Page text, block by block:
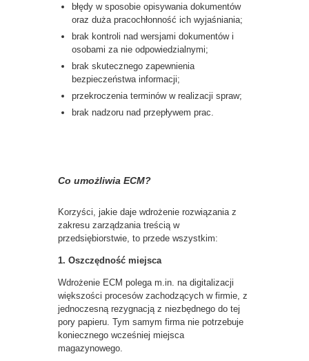
błędy w sposobie opisywania dokumentów
oraz duża pracochłonność ich wyjaśniania;
brak kontroli nad wersjami dokumentów i
osobami za nie odpowiedzialnymi;
brak skutecznego zapewnienia
bezpieczeństwa informacji;
przekroczenia terminów w realizacji spraw;
brak nadzoru nad przepływem prac.
Co umożliwia ECM?
Korzyści, jakie daje wdrożenie rozwiązania z
zakresu zarządzania treścią w
przedsiębiorstwie, to przede wszystkim:
1. Oszczędność miejsca
Wdrożenie ECM polega m.in. na digitalizacji
większości procesów zachodzących w firmie, z
jednoczesną rezygnacją z niezbędnego do tej
pory papieru. Tym samym firma nie potrzebuje
koniecznego wcześniej miejsca
magazynowego.